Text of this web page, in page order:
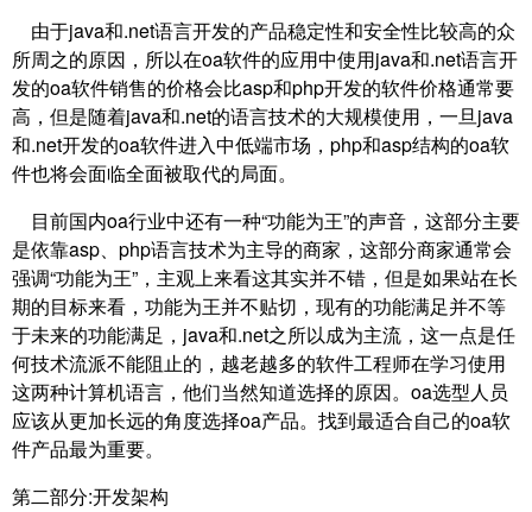
由于java和.net语言开发的产品稳定性和安全性比较高的众
所周之的原因，所以在oa软件的应用中使用java和.net语言开
发的oa软件销售的价格会比asp和php开发的软件价格通常要
高，但是随着java和.net的语言技术的大规模使用，一旦java
和.net开发的oa软件进入中低端市场，php和asp结构的oa软
件也将会面临全面被取代的局面。
目前国内oa行业中还有一种“功能为王”的声音，这部分主要
是依靠asp、php语言技术为主导的商家，这部分商家通常会
强调“功能为王”，主观上来看这其实并不错，但是如果站在长
期的目标来看，功能为王并不贴切，现有的功能满足并不等
于未来的功能满足，java和.net之所以成为主流，这一点是任
何技术流派不能阻止的，越老越多的软件工程师在学习使用
这两种计算机语言，他们当然知道选择的原因。oa选型人员
应该从更加长远的角度选择oa产品。找到最适合自己的oa软
件产品最为重要。
第二部分:开发架构